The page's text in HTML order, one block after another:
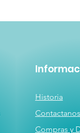
Historia
Contactanos
Compras y